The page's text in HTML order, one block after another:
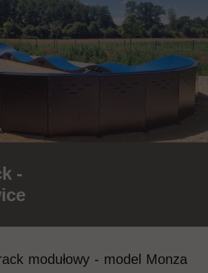
-
modułowy - model Monza